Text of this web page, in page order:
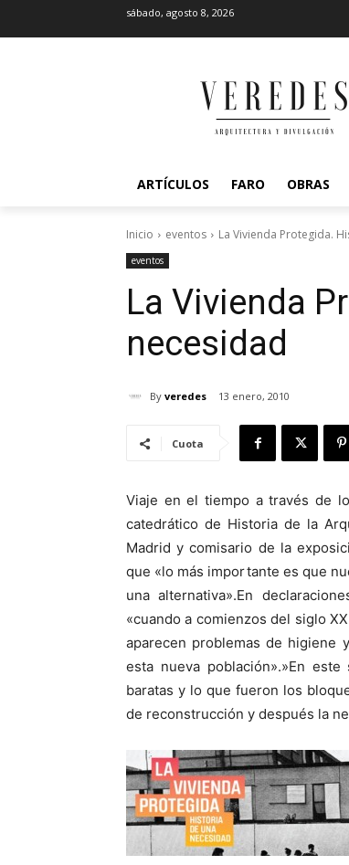
sábado, agosto 8, 2026
ARTÍCULOS FARO OBRAS
Inicio eventos La Vivienda Protegida.
eventos
La Vivienda
necesidad
By veredes 13 enero, 2010
Cuota
Viaje en el tiempo a través de
catedrático de Historia de la
Madrid y comisario de la
que «lo más importante es que
una alternativa».En
«cuando a comienzos del siglo
aparecen problemas de higiene
esta nueva población».»En
baratas y lo que fueron los
de reconstrucción y después la